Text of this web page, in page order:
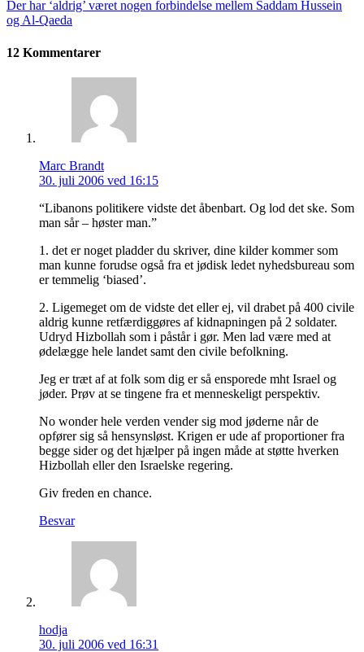
Der har ‘aldrig’ været nogen forbindelse mellem Saddam Hussein
og Al-Qaeda
12 Kommentarer
Marc Brandt
30. juli 2006 ved 16:15
“Libanons politikere vidste det åbenbart. Og lod det ske. Som
man sår – høster man.”
1. det er noget pladder du skriver, dine kilder kommer som
man kunne forudse også fra et jødisk ledet nyhedsbureau som
er temmelig ‘biased’.
2. Ligemeget om de vidste det eller ej, vil drabet på 400 civile
aldrig kunne retfærdiggøres af kidnapningen på 2 soldater.
Udryd Hizbollah som i påstår i gør. Men lad være med at
ødelægge hele landet samt den civile befolkning.
Jeg er træt af at folk som dig er så ensporede mht Israel og
jøder. Prøv at se tingene fra et menneskeligt perspektiv.
No wonder hele verden vender sig mod jøderne når de
opfører sig så hensynsløst. Krigen er ude af proportioner fra
begge sider og det hjælper på ingen måde at støtte hverken
Hizbollah eller den Israelske regering.
Giv freden en chance.
Besvar
hodja
30. juli 2006 ved 16:31